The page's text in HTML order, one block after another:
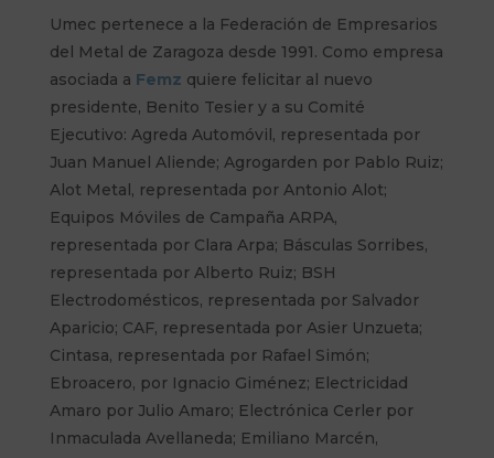
Umec pertenece a la Federación de Empresarios
del Metal de Zaragoza desde 1991. Como empresa
asociada a Femz quiere felicitar al nuevo
presidente, Benito Tesier y a su Comité
Ejecutivo: Agreda Automóvil, representada por
Juan Manuel Aliende; Agrogarden por Pablo Ruiz;
Alot Metal, representada por Antonio Alot;
Equipos Móviles de Campaña ARPA,
representada por Clara Arpa; Básculas Sorribes,
representada por Alberto Ruiz; BSH
Electrodomésticos, representada por Salvador
Aparicio; CAF, representada por Asier Unzueta;
Cintasa, representada por Rafael Simón;
Ebroacero, por Ignacio Giménez; Electricidad
Amaro por Julio Amaro; Electrónica Cerler por
Inmaculada Avellaneda; Emiliano Marcén,